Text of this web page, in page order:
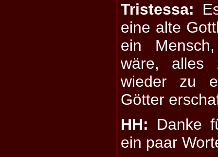
Tristessa:
eine alte
ein
wäre, alles
wieder zu
Götter
HH: Danke
ein paar